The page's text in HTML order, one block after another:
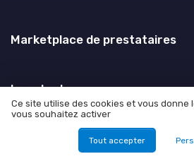
Marketplace de prestataires
Les plus lus
Comment obtenir des abonnés TikTok
Explorer les plateformes de rencontres pour
Comment utiliser l’API leboncoin pour
Ce site utilise des cookies et vous donne
vous souhaitez activer
Tout accepter